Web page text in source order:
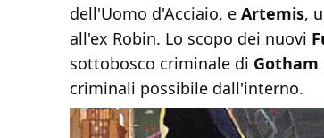
dell'Uomo d'Acciaio, e Artemis,
all'ex Robin. Lo scopo dei nuovi
sottobosco criminale di Gotham
criminali possibile dall'interno.